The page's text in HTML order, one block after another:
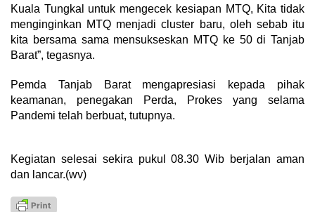
Kuala Tungkal untuk mengecek kesiapan MTQ, Kita tidak
menginginkan MTQ menjadi cluster baru, oleh sebab itu
kita bersama sama mensukseskan MTQ ke 50 di Tanjab
Barat”, tegasnya.
Pemda Tanjab Barat mengapresiasi kepada pihak
keamanan, penegakan Perda, Prokes yang selama
Pandemi telah berbuat, tutupnya.
Kegiatan selesai sekira pukul 08.30 Wib berjalan aman
dan lancar.(wv)